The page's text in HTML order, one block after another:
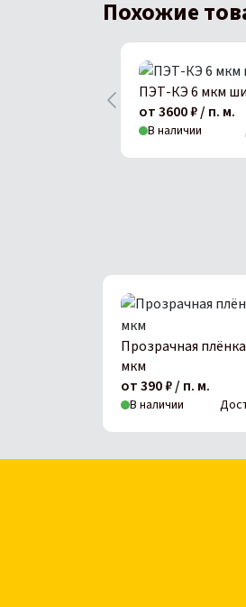
Похожие
ПЭТ-КЭ 6 мкм
от 3600 ₽ / п. м.
В наличии
Прозрачная
мкм
от 390 ₽ / п. м.
В наличии